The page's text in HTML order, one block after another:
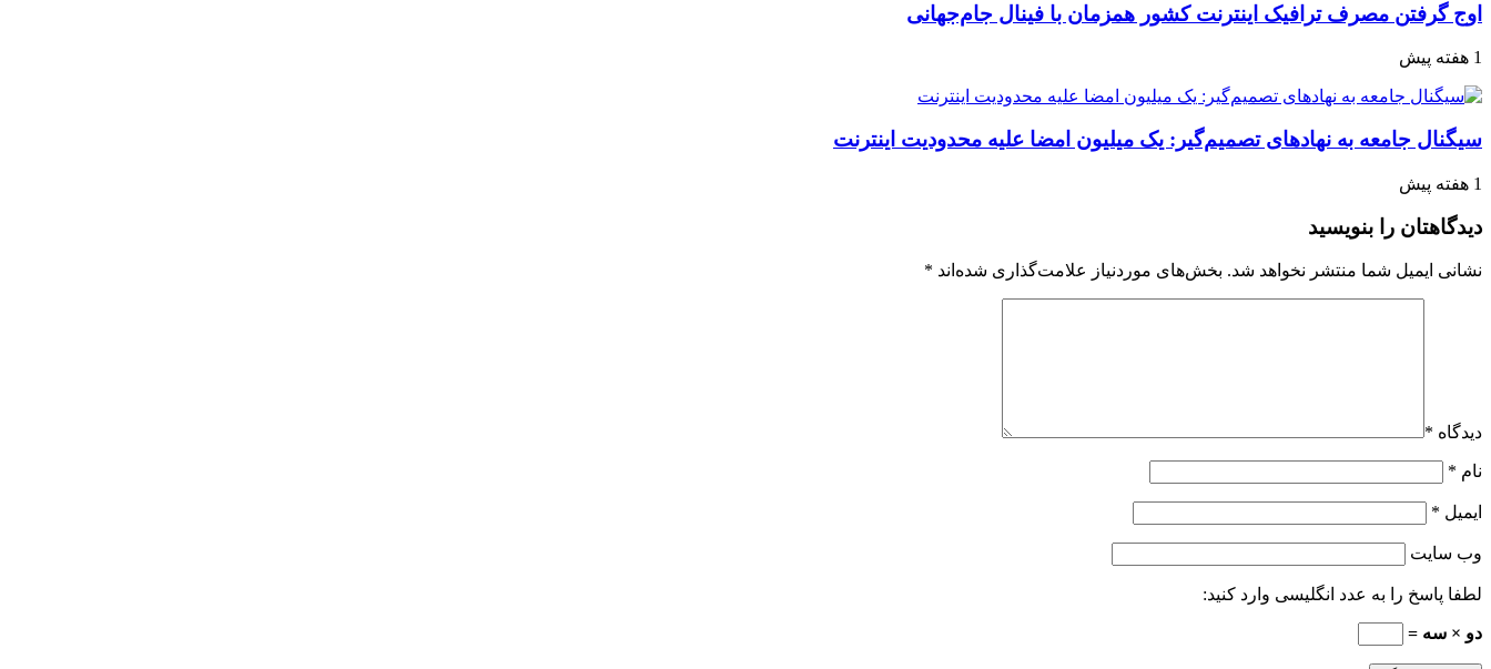
اوج گرفتن مصرف ترافیک اینترنت کشور همزمان با فینال جام‌جهانی
1 هفته پیش
سیگنال جامعه به نهادهای تصمیم‌گیر: یک میلیون امضا علیه محدودیت اینترنت
1 هفته پیش
دیدگاهتان را بنویسید
نشانی ایمیل شما منتشر نخواهد شد. بخش‌های موردنیاز علامت‌گذاری شده‌اند *
دیدگاه *
نام *
ایمیل *
وب‌ سایت
لطفا پاسخ را به عدد انگلیسی وارد کنید:
دو × سه =